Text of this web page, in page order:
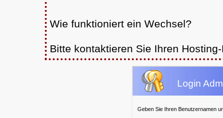
Wie funktioniert ein Wechsel?
Bitte kontaktieren Sie Ihren
Login
Geben Sie Ihren Benutzernamen